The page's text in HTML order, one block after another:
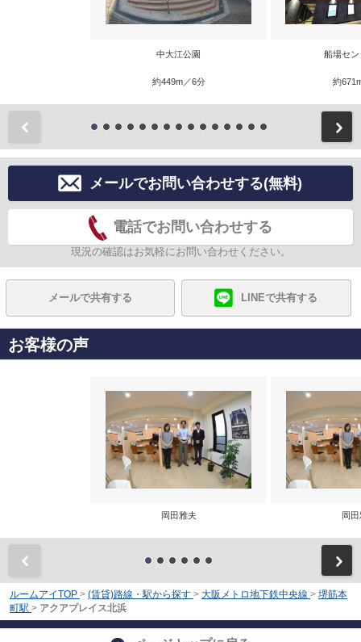
中大江公園
約449m／6分
船場セ
約
メールでお問い合わせする(無料)
電話でお問い合わせする
現況の確認はお気軽にお問い合わせください。
メールで共有する LINEで共有する
お客様の声
岡田雅夫 岡
ルームアイTOP > (賃貸)路線・駅から探す > 大阪メトロ地下鉄中央線 > 堺筋本
町駅 > アクアプレイス北浜